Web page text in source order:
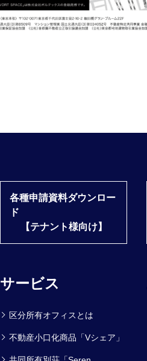
各種申請資料ダウンロー
ド
【テナント様向け】
サービス
区分所有オフィスとは
不動産小口化商品「Vシェア」